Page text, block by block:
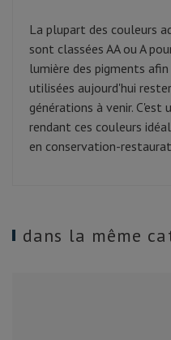
La plupart des couleurs
sont classées AA ou A
lumière des pigments
utilisées aujourd'hui
générations à venir. C'est
rendant ces couleurs
en conservation-
dans la même